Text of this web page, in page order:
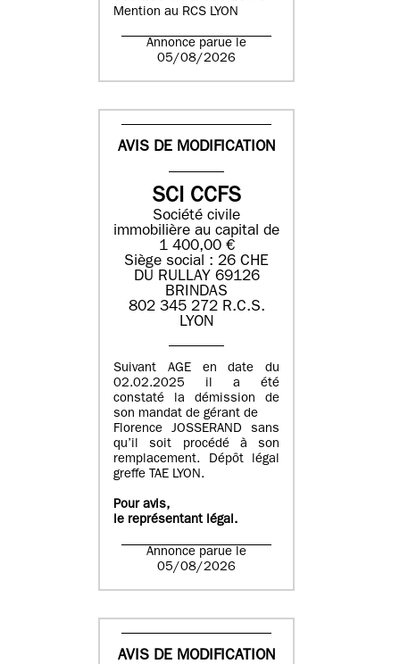
Mention au RCS LYON
Annonce parue le
05/08/2026
AVIS DE MODIFICATION
SCI CCFS
Société civile
immobilière au capital de
1 400,00 €
Siège social : 26 CHE
DU RULLAY 69126
BRINDAS
802 345 272 R.C.S.
LYON
Suivant AGE en date du
02.02.2025 il a été
constaté la démission de
son mandat de gérant de
Florence JOSSERAND sans
qu’il soit procédé à son
remplacement. Dépôt légal
greffe TAE LYON.
Pour avis,
le représentant légal.
Annonce parue le
05/08/2026
AVIS DE MODIFICATION